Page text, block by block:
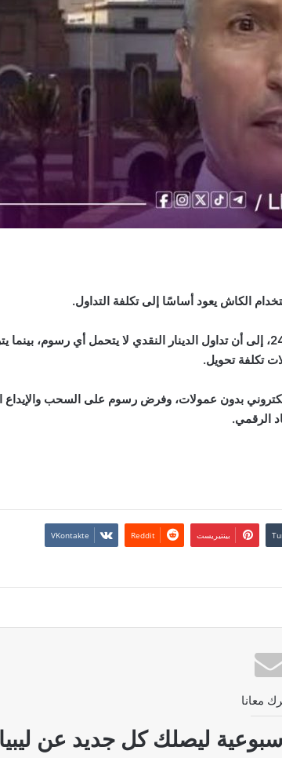
الكاش يعود أساسًا إلى تكلفة التداول.
وأشار الجديد عبر منشور بحسابه على فيس بوك طالعته ليبيا 24، إلى أن تداول الدينار النقدي لا يتحمل أي رسوم،
تكلفة تحويل.
بدون عمولات، وفرض رسوم على السحب والإيداع
الرقمي.
بينتيريست
معانا
ليصلك كل جديد عن ليبيا